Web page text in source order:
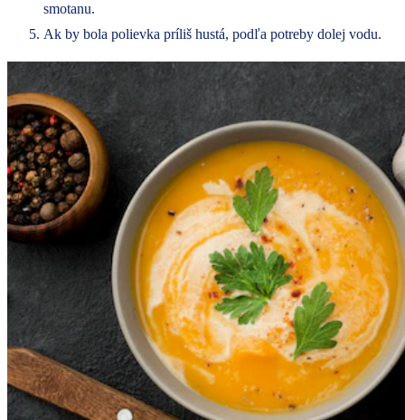
smotanu.
Ak by bola polievka príliš hustá, podľa potreby dolej vodu.